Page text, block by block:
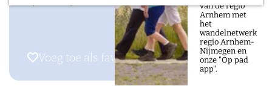
van de regio
Arnhem met
het
wandelnetwerk
regio Arnhem-
Nijmegen en
onze "Op pad
app".
a
a
r
Voeg toe als favoriet
Voeg toe als favoriet